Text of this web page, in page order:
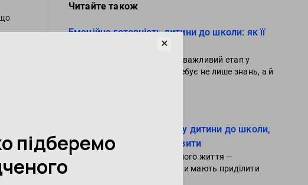
Читайте також
Емоційна готовність дитини до школи: як її
Початок шкільного життя – важливий етап у
розвитку дитини, який потребує не лише знань, а й
Запитання про підготовку дитини до школи,
які ви соромилися поставити
Підготовка малечі до шкільного життя —
важливий етап, якому батьки мають приділити
✕